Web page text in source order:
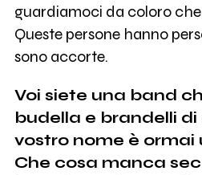
guardiamoci da coloro
Queste persone hanno
sono accorte.
Voi siete una band
budella e brandelli di
vostro nome è ormai
Che cosa manca